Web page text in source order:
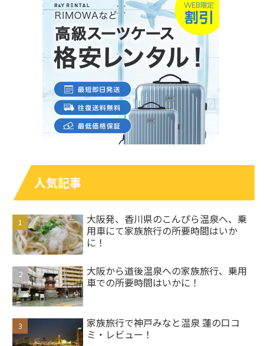
人気記事
大阪発、香川県のこんぴら温泉へ、乗
用車にて家族旅行の所要時間はいか
に！
大阪から道後温泉への家族旅行、乗用
車での所要時間はいかに！
家族旅行で神戸みなと温泉 蓮の口コ
ミ・レビュー！